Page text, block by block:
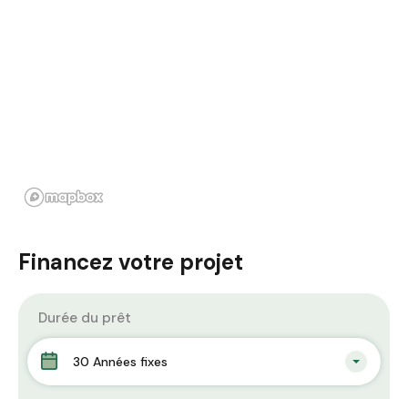
Financez votre projet
Durée du prêt
30 Années fixes